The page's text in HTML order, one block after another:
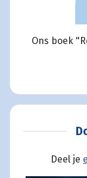
Ons boek
Deel je